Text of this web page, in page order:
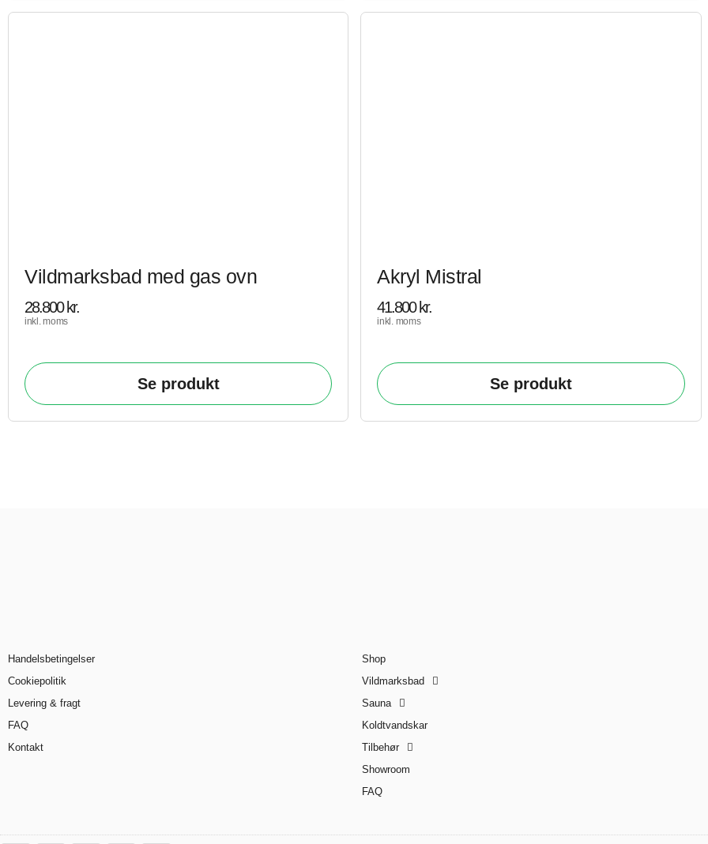
Vildmarksbad med gas ovn
28.800 kr.
inkl. moms
Se produkt
Akryl Mistral
41.800 kr.
inkl. moms
Se produkt
Handelsbetingelser
Cookiepolitik
Levering & fragt
FAQ
Kontakt
Shop
Vildmarksbad
Sauna
Koldtvandskar
Tilbehør
Showroom
FAQ